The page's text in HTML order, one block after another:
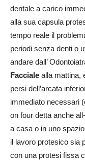
dentale a carico
alla sua capsula
tempo reale il
periodi senza denti o
andare dall’
Facciale alla mattina,
persi dell’arcata
immediato necessari
on four detta anche
a casa o in uno
il lavoro protesico sia
con una protesi fissa